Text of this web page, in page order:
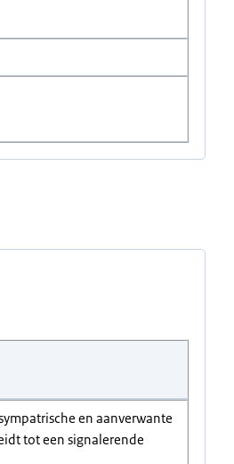
en aanverwante
tot een signalerende